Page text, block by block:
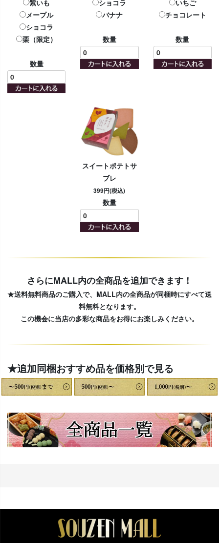
紫いも
メープル
ショコラ
栗（限定）
数量
ショコラ
バナナ
数量
いちご
チョコレート
数量
スイートポテトサ
ブレ
399円(税込)
数量
さらにMALL内の全商品を追加できます！
★送料無料商品のご購入で、MALL内の全商品が同梱時にすべて送
料無料となります。
この機会に当店の多彩な商品をお得にお楽しみください。
★追加同梱おすすめ品を価格別で見る